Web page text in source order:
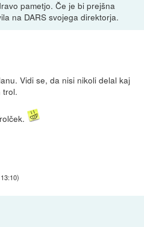
pametjo. Če je bi prejšna
na DARS svojega direktorja.
Vidi se, da nisi nikoli delal kaj
trol.
)